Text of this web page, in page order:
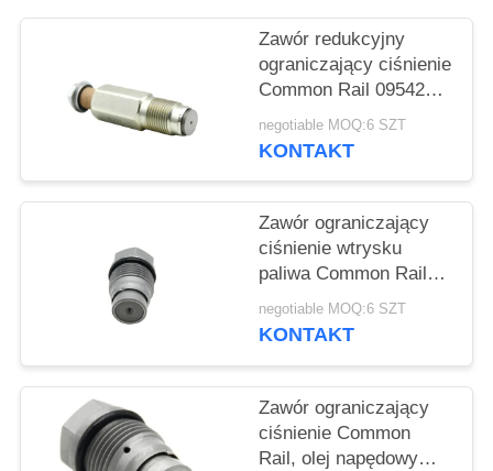
Zawór redukcyjny
ograniczający ciśnienie
Common Rail 095420-
0201 Do silnika ISF 3,8
l
negotiable MOQ:6 SZT
KONTAKT
Zawór ograniczający
ciśnienie wtrysku
paliwa Common Rail
1110010019 Do silnika
Diesla
negotiable MOQ:6 SZT
KONTAKT
Zawór ograniczający
ciśnienie Common
Rail, olej napędowy